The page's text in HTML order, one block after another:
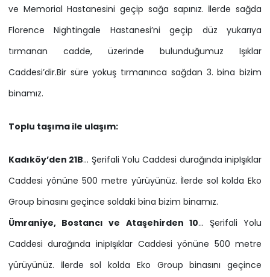
ve Memorial Hastanesini geçip sağa sapınız. İlerde sağda
Florence Nightingale Hastanesi’ni geçip düz yukarıya
tırmanan cadde, üzerinde bulunduğumuz Işıklar
Caddesi’dir.Bir süre yokuş tırmanınca sağdan 3. bina bizim
binamız.
Toplu taşıma ile ulaşım:
Kadıköy’den 21B… Şerifali Yolu Caddesi durağında inipIşıklar
Caddesi yönüne 500 metre yürüyünüz. İlerde sol kolda Eko
Group binasını geçince soldaki bina bizim binamız.
Ümraniye, Bostancı ve Ataşehirden 10… Şerifali Yolu
Caddesi durağında inipIşıklar Caddesi yönüne 500 metre
yürüyünüz. İlerde sol kolda Eko Group binasını geçince